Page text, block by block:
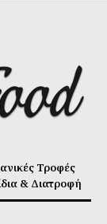
Τροφές
& Διατροφή